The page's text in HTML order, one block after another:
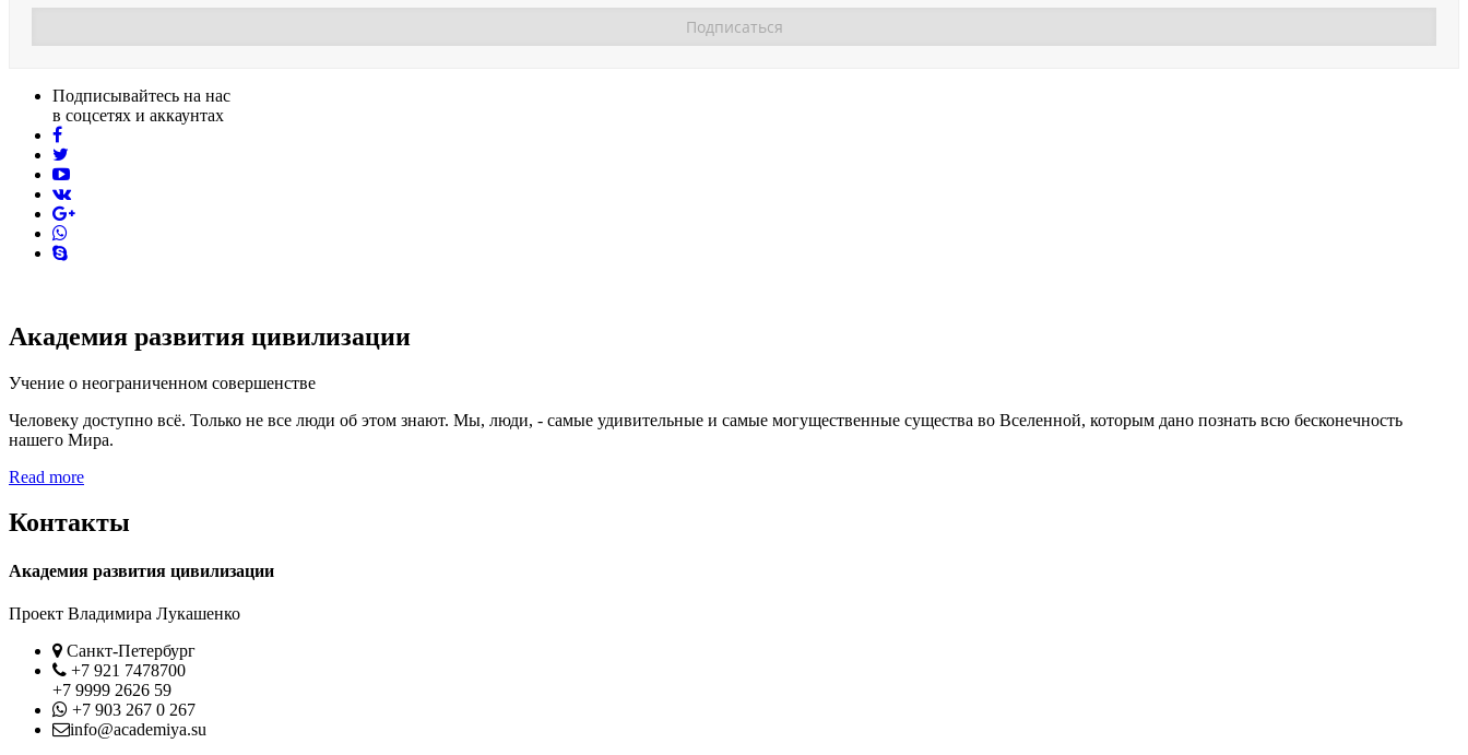
Подписывайтесь на нас
в соцсетях и аккаунтах
facebook
youtube
vk
skype
Академия развития цивилизации
Учение о неограниченном совершенстве
Человеку доступно всё. Только не все люди об этом знают. Мы, люди, - самые удивительные и самые могущественные существа во Вселенной, которым дано познать всю бесконечность
нашего Мира.
Read more
Контакты
Академия развития цивилизации
Проект Владимира Лукашенко
Location
Санкт-Петербург
Phone
+7 921 7478700
+7 9999 2626 59
Whatsapp
+7 903 267 0 267
Contact
info@academiya.su